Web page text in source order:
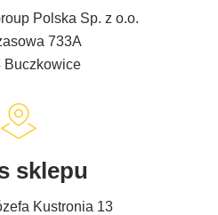
Polska Sp. z o.o.
733A
Buczkowice
sklepu
Kustronia 13